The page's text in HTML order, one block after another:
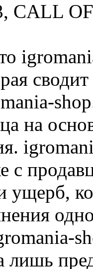
CALL
на
с
ущерб,
лишь